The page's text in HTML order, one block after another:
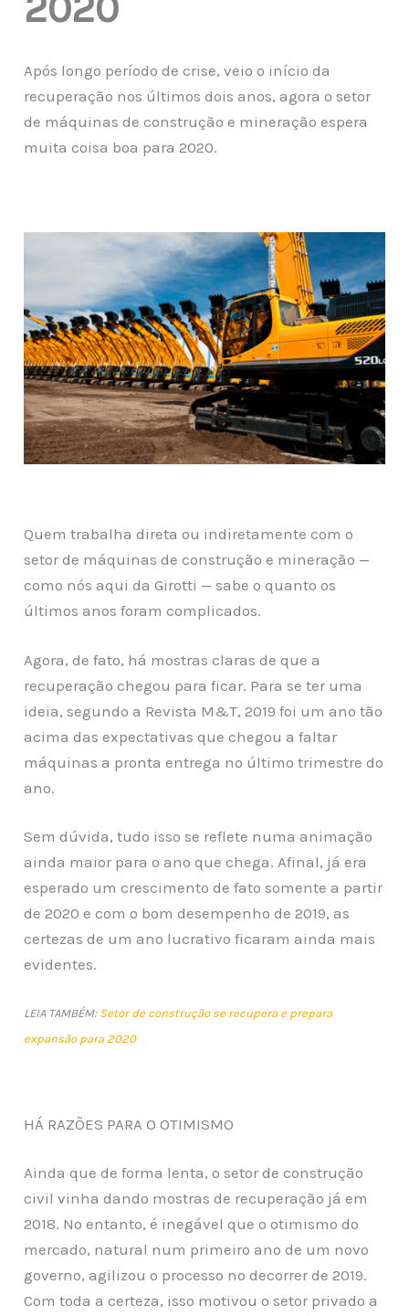
Após longo período de crise, veio o início da
recuperação nos últimos dois anos, agora o setor
de máquinas de construção e mineração espera
muita coisa boa para 2020.
Quem trabalha direta ou indiretamente com o
setor de máquinas de construção e mineração —
como nós aqui da Girotti — sabe o quanto os
últimos anos foram complicados.
Agora, de fato, há mostras claras de que a
recuperação chegou para ficar. Para se ter uma
ideia, segundo a Revista M&T, 2019 foi um ano tão
acima das expectativas que chegou a faltar
máquinas a pronta entrega no último trimestre do
ano.
Sem dúvida, tudo isso se reflete numa animação
ainda maior para o ano que chega. Afinal, já era
esperado um crescimento de fato somente a partir
de 2020 e com o bom desempenho de 2019, as
certezas de um ano lucrativo ficaram ainda mais
evidentes.
LEIA TAMBÉM: Setor de construção se recupera e prepara
expansão para 2020
HÁ RAZÕES PARA O OTIMISMO
Ainda que de forma lenta, o setor de construção
civil vinha dando mostras de recuperação já em
2018. No entanto, é inegável que o otimismo do
mercado, natural num primeiro ano de um novo
governo, agilizou o processo no decorrer de 2019.
Com toda a certeza, isso motivou o setor privado a